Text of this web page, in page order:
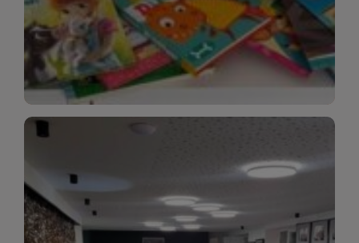
jako pierwsze.
WIĘCEJ
świata literatury!
WIĘCEJ